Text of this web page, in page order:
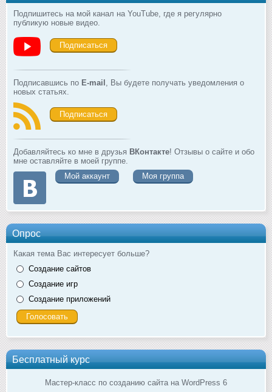
Подпишитесь на мой канал на YouTube, где я регулярно
публикую новые видео.
Подписаться
Подписавшись по E-mail , Вы будете получать уведомления о
новых статьях.
Подписаться
Добавляйтесь ко мне в друзья ВКонтакте! Отзывы о сайте и обо
мне оставляйте в моей группе.
Мой аккаунт
Моя группа
Опрос
Какая тема Вас интересует больше?
Создание сайтов
Создание игр
Создание приложений
Бесплатный курс
Мастер-класс по созданию сайта на WordPress 6